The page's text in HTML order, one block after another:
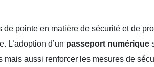
pointe en matière de sécurité et de
L’adoption d’un passeport numérique
mais aussi renforcer les mesures de